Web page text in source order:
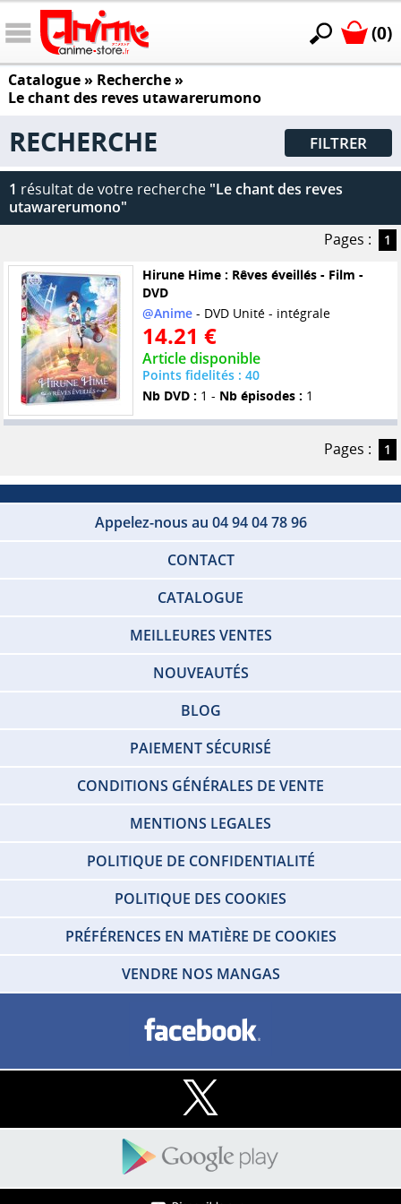
(0)
Catalogue» Recherche »
Le chant des reves utawarerumono
RECHERCHE FILTRER
1 résultat de votre recherche "Le chant des reves
utawarerumono"
Pages :
1
Hirune Hime : Rêves éveillés - Film -
DVD
@Anime- DVD Unité - intégrale
14.21 €
Article disponible
Points fidelités : 40
Nb DVD : 1 - Nb épisodes : 1
Pages : 1
Appelez-nous au 04 94 04 78 96
CONTACT
CATALOGUE
MEILLEURES VENTES
NOUVEAUTÉS
BLOG
PAIEMENT SÉCURISÉ
CONDITIONS GÉNÉRALES DE VENTE
MENTIONS LEGALES
POLITIQUE DE CONFIDENTIALITÉ
POLITIQUE DES COOKIES
PRÉFÉRENCES EN MATIÈRE DE COOKIES
VENDRE NOS MANGAS